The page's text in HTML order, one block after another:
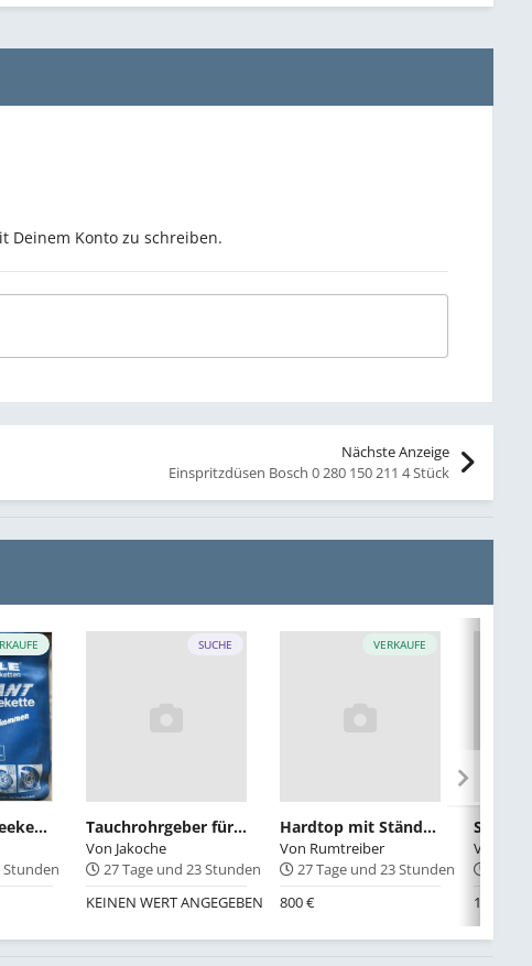
Deinem Konto zu schreiben.
Nächste Anzeige
Einspritzdüsen Bosch 0 280 150 211 4 Stück
Stunden
SUCHE
Tauchrohrgeber für E30 vVFL 16141178847
Von Jakoche
27 Tage und 23 Stunden
KEINEN WERT ANGEGEBEN
VERKAUFE
Hardtop mit Ständer e30
Von Rumtreiber
27 Tage und 23 Stunden
800 €
Von
123 €